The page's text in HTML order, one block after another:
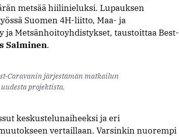
metsää hiilinieluksi. Lupauksen
Suomen 4H-liitto, Maa- ja
Metsänhoitoyhdistykset, taustoittaa Best-
Salminen.
Caravanin järjestämän matkailun
projektista.
keskustelunaiheeksi ja eri
vertaillaan. Varsinkin nuorempi